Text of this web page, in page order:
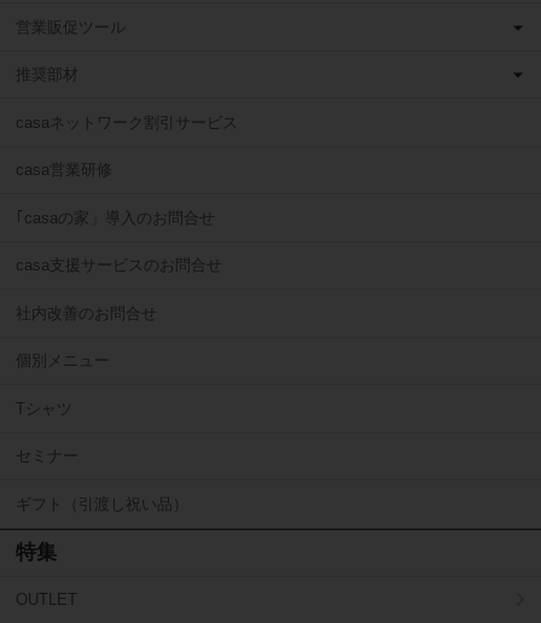
営業販促ツール
推奨部材
casaネットワーク割引サービス
casa営業研修
｢casaの家」導入のお問合せ
casa支援サービスのお問合せ
社内改善のお問合せ
個別メニュー
Tシャツ
セミナー
ギフト（引渡し祝い品）
特集
OUTLET